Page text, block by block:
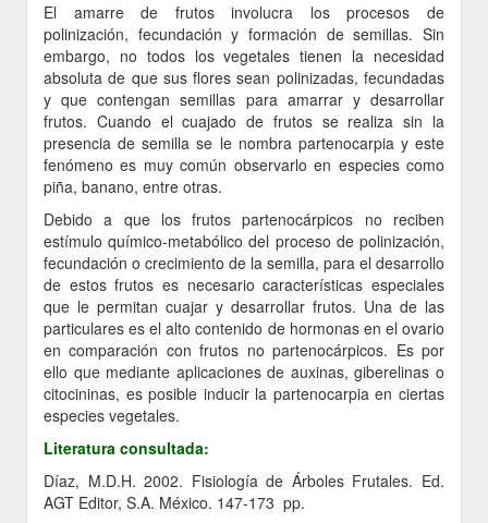
El amarre de frutos involucra los procesos de
polinización, fecundación y formación de semillas. Sin
embargo, no todos los vegetales tienen la necesidad
absoluta de que sus flores sean polinizadas, fecundadas
y que contengan semillas para amarrar y desarrollar
frutos. Cuando el cuajado de frutos se realiza sin la
presencia de semilla se le nombra partenocarpia y este
fenómeno es muy común observarlo en especies como
piña, banano, entre otras.
Debido a que los frutos partenocárpicos no reciben
estímulo químico-metabólico del proceso de polinización,
fecundación o crecimiento de la semilla, para el desarrollo
de estos frutos es necesario características especiales
que le permitan cuajar y desarrollar frutos. Una de las
particulares es el alto contenido de hormonas en el ovario
en comparación con frutos no partenocárpicos. Es por
ello que mediante aplicaciones de auxinas, giberelinas o
citocininas, es posible inducir la partenocarpia en ciertas
especies vegetales.
Literatura consultada:
Díaz, M.D.H. 2002. Fisiología de Árboles Frutales. Ed.
AGT Editor, S.A. México. 147-173 pp.